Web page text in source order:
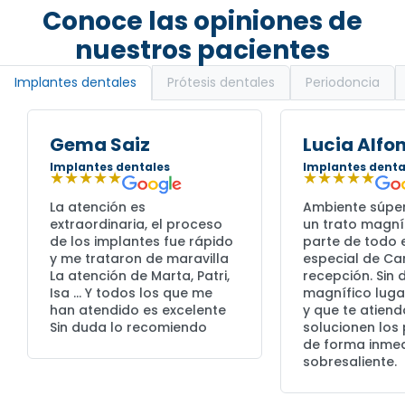
Conoce las opiniones de
nuestros pacientes
Implantes dentales Prótesis dentales Periodoncia
Gema Saiz
Implantes dentales
★★★★★
La atención es
extraordinaria, el proceso
de los implantes fue rápido
y me trataron de maravilla
La atención de Marta, Patri,
Isa … Y todos los que me
han atendido es excelente
Sin duda lo recomiendo
Lucia
Implantes
★★★★★
Ambiente
un trato
parte de todo
especial de
recepción. Sin
magnífico
y que te
solucionen los
de forma
sobresaliente.